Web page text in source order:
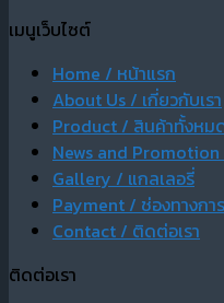
เมนูเว็บไซต์
Home / หน้าแรก
About Us / เกี่ยวกับเรา
Product / สินค้าทั้งหม
News and Promotion
Gallery / แกลเลอรี่
Payment / ช่องทางการ
Contact / ติดต่อเรา
ติดต่อเรา